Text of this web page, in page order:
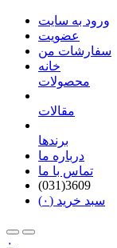
ورود به سایت
عضویت
سفارشات من
خانه
محصولات
مقالات
برندها
درباره ما
تماس با ما
(031)3609
سبد خرید (۰)
۰